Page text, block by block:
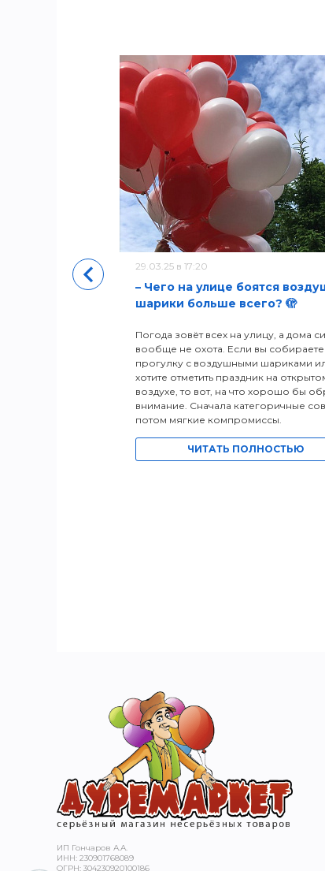
29.03.25 в 17:20
– Чего на улице боятся
шарики больше всего? 🫣
Погода зовёт всех на улицу, а дома
вообще не охота. Если вы
прогулку с воздушными шариками
хотите отметить праздник на
воздухе, то вот, на что хорошо бы
внимание. Сначала категоричные
потом мягкие компромиссы.
ЧИТАТЬ ПОЛНОСТЬЮ
ИП Гончаров А.А.
ИНН: 230901768089
ОГРН: 304230920100186